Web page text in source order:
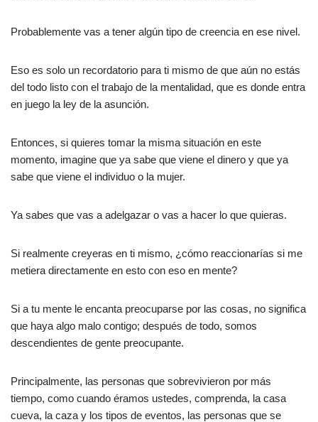
Probablemente vas a tener algún tipo de creencia en ese nivel.
Eso es solo un recordatorio para ti mismo de que aún no estás
del todo listo con el trabajo de la mentalidad, que es donde entra
en juego la ley de la asunción.
Entonces, si quieres tomar la misma situación en este
momento, imagine que ya sabe que viene el dinero y que ya
sabe que viene el individuo o la mujer.
Ya sabes que vas a adelgazar o vas a hacer lo que quieras.
Si realmente creyeras en ti mismo, ¿cómo reaccionarías si me
metiera directamente en esto con eso en mente?
Si a tu mente le encanta preocuparse por las cosas, no significa
que haya algo malo contigo; después de todo, somos
descendientes de gente preocupante.
Principalmente, las personas que sobrevivieron por más
tiempo, como cuando éramos ustedes, comprenda, la casa
cueva, la caza y los tipos de eventos, las personas que se